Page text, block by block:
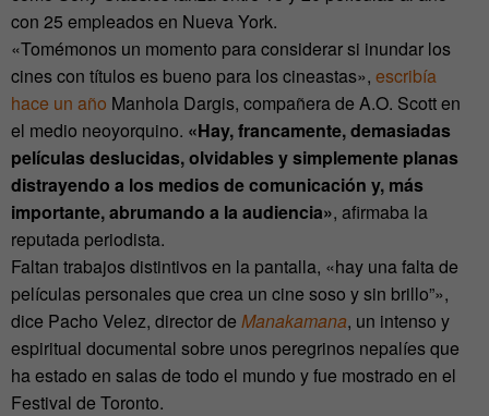
con 25 empleados en Nueva York.
«Tomémonos un momento para considerar si inundar los
cines con títulos es bueno para los cineastas», escribía
hace un año Manhola Dargis, compañera de A.O. Scott en
el medio neoyorquino. «Hay, francamente, demasiadas
películas deslucidas, olvidables y simplemente planas
distrayendo a los medios de comunicación y, más
importante, abrumando a la audiencia», afirmaba la
reputada periodista.
Faltan trabajos distintivos en la pantalla, «hay una falta de
películas personales que crea un cine soso y sin brillo”»,
dice Pacho Velez, director de Manakamana, un intenso y
espiritual documental sobre unos peregrinos nepalíes que
ha estado en salas de todo el mundo y fue mostrado en el
Festival de Toronto.